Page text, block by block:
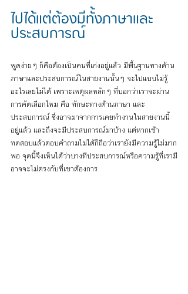
ไปได้แต่ต้องมีทั้งภาษาและ
ประสบการณ์
พูดง่ายๆ ก็คือต้องเป็นคนที่เก่งอยู่แล้ว มีพื้นฐานทางด้าน
ภาษาและประสบการณ์ในสายงานนั้นๆ จะไปแบบไม่รู้
อะไรเลยไม่ได้ เพราะเหตุผลหลักๆ ที่บอกว่าเราจะผ่าน
การคัดเลือกไหม คือ ทักษะทางด้านภาษา และ
ประสบการณ์ ซึ่งอาจมาจากการเคยทำงานในสายงานนี้
อยู่แล้ว และถึงจะมีประสบการณ์มาบ้าง แต่หากเข้า
ทดสอบแล้วตอบคำถามไม่ได้ก็ถือว่าเรายังมีความรู้ไม่มาก
พอ จุดนี้จึงเห็นได้ว่าบางทีประสบการณ์หรือความรู้ที่เรามี
อาจจะไม่ตรงกับที่เขาต้องการ